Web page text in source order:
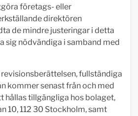
företags- eller
direktören
de mindre justeringar i detta
sig nödvändiga i samband med
fullständiga
kommer senast från och med
hållas tillgängliga hos bolaget,
10, 112 30 Stockholm, samt